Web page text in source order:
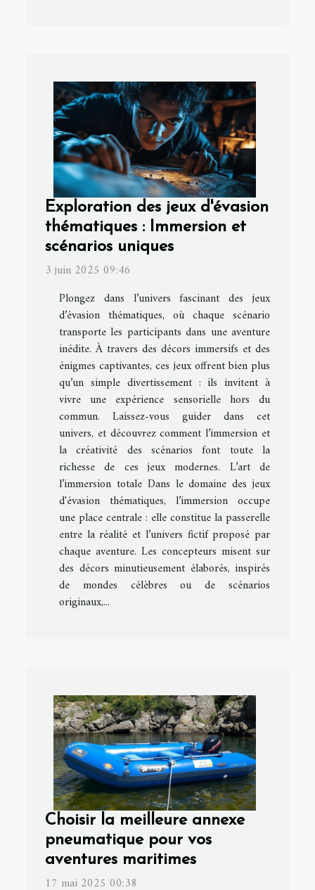
Exploration des jeux d'évasion
thématiques : Immersion et
scénarios uniques
3 juin 2025 09:46
Plongez dans l’univers fascinant des jeux
d’évasion thématiques, où chaque scénario
transporte les participants dans une aventure
inédite. À travers des décors immersifs et des
énigmes captivantes, ces jeux offrent bien plus
qu’un simple divertissement : ils invitent à
vivre une expérience sensorielle hors du
commun. Laissez-vous guider dans cet
univers, et découvrez comment l’immersion et
la créativité des scénarios font toute la
richesse de ces jeux modernes. L’art de
l’immersion totale Dans le domaine des jeux
d'évasion thématiques, l’immersion occupe
une place centrale : elle constitue la passerelle
entre la réalité et l’univers fictif proposé par
chaque aventure. Les concepteurs misent sur
des décors minutieusement élaborés, inspirés
de mondes célèbres ou de scénarios
originaux,...
Choisir la meilleure annexe
pneumatique pour vos
aventures maritimes
17 mai 2025 00:38